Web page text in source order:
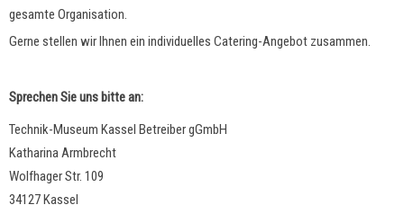
gesamte Organisation.
Gerne stellen wir Ihnen ein individuelles Catering-Angebot zusammen.
Sprechen Sie uns bitte an:
Technik-Museum Kassel Betreiber gGmbH
Katharina Armbrecht
Wolfhager Str. 109
34127 Kassel